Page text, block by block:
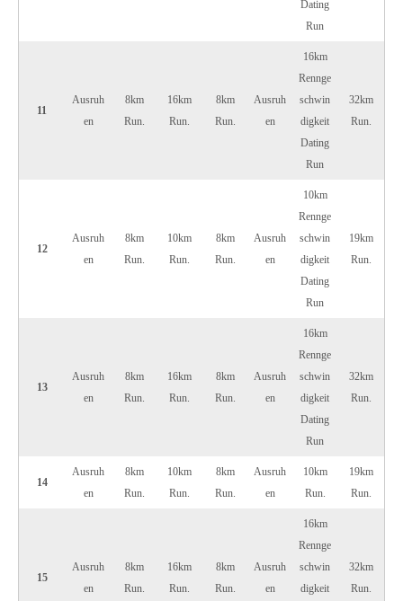
Dating
Run
11
Ausruh
en
8km
Run.
16km
Run.
8km
Run.
Ausruh
en
16km
Rennge
schwin
digkeit
Dating
Run
32km
Run.
12
Ausruh
en
8km
Run.
10km
Run.
8km
Run.
Ausruh
en
10km
Rennge
schwin
digkeit
Dating
Run
19km
Run.
13
Ausruh
en
8km
Run.
16km
Run.
8km
Run.
Ausruh
en
16km
Rennge
schwin
digkeit
Dating
Run
32km
Run.
14
Ausruh
en
8km
Run.
10km
Run.
8km
Run.
Ausruh
en
10km
Run.
19km
Run.
15
Ausruh
en
8km
Run.
16km
Run.
8km
Run.
Ausruh
en
16km
Rennge
schwin
digkeit
32km
Run.